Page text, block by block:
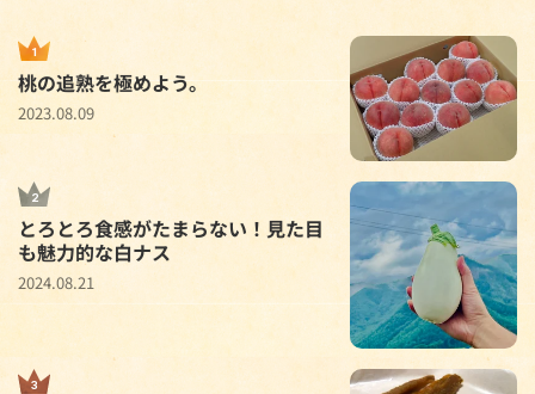
桃の追熟を極めよう。
2023.08.09
とろとろ食感がたまらない！見た目
も魅力的な白ナス
2024.08.21